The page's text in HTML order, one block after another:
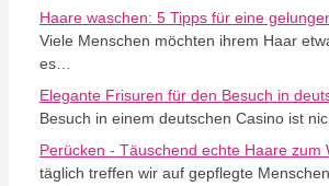
Haare waschen: 5 Tipps für eine
Viele Menschen möchten ihrem Haar
es…
Elegante Frisuren für den Besuch in
Besuch in einem deutschen Casino ist
Perücken - Täuschend echte Haare zum
täglich treffen wir auf gepflegte